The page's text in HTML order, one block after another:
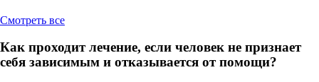
Cмотреть все
Как проходит лечение, если человек не признает
себя зависимым и отказывается от помощи?